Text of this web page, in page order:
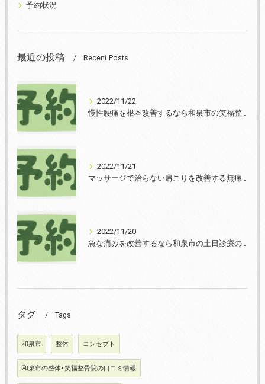
予約状況
最近の投稿 Recent Posts
2022/11/22
慢性腰痛を根本改善するなら和泉市の笑福整骨院【2022年11月22日の予約状況】
2022/11/21
マッサージで治らない肩こりを改善する無痛整体和泉市笑福整骨院【2022年11月21日の予約状況】
2022/11/20
急な痛みを改善するなら和泉市の土日診療の笑福整骨院【2022年11月20日の予約状況】
タグ Tags
和泉市 整体 コンセプト
和泉市の整体･笑福整骨院の口コミ情報